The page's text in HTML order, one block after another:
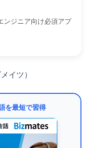
ンジニア向け必須アプ
イツ）
を最短で習得